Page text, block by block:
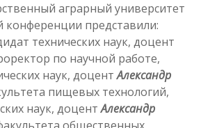
аграрный университет
конференции представили:
технических наук, доцент
по научной работе,
наук, доцентАлександр
пищевых технологий,
наук, доцентАлександр